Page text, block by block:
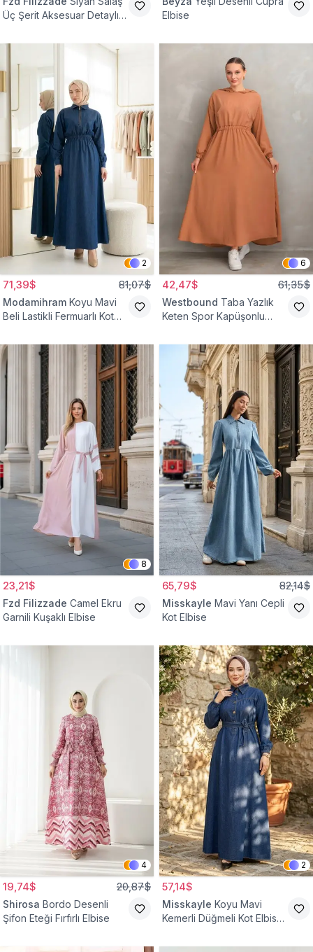
Üç Şerit Aksesuar Detaylı
Elbise
2
71,39$ 81,07$
Modamihram Koyu Mavi
Beli Lastikli Fermuarlı Kot
6
42,47$ 61,35$
Westbound Taba Yazlık
Keten Spor Kapüşonlu
Tesettür Elbise
8
23,21$
Fzd Filizzade Camel Ekru
Garnili Kuşaklı Elbise
65,79$ 82,14$
Misskayle Mavi Yanı Cepli
Kot Elbise
4
19,74$ 20,87$
Shirosa Bordo Desenli
Şifon Eteği Fırfırlı Elbise
2
57,14$
Misskayle Koyu Mavi
Kemerli Düğmeli Kot Elbise